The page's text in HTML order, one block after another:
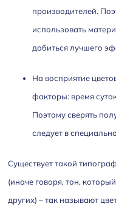
производителей.
использовать
добиться лучшего
На восприятие
факторы: время
Поэтому сверять
следует в
Существует такой
(иначе говоря, тон,
других) – так называют